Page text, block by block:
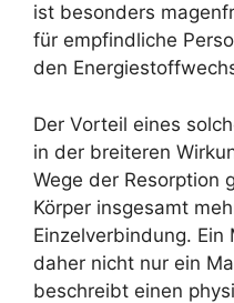
ist besonders
für empfindliche
den
Der Vorteil eines
in der breiteren
Wege der Resorption
Körper insgesamt
Einzelverbindung. Ein
daher nicht nur ein
beschreibt einen